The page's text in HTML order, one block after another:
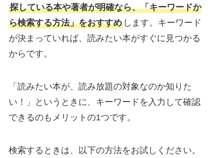
探している本や著者が明確なら、「キーワードか
ら検索する方法」をおすすめします。キーワード
が決まっていれば、読みたい本がすぐに見つかる
からです。
「読みたい本が、読み放題の対象なのか知りた
い！」というときに、キーワードを入力して確認
できるのもメリットの1つです。
検索するときは、以下の方法をお試しください。